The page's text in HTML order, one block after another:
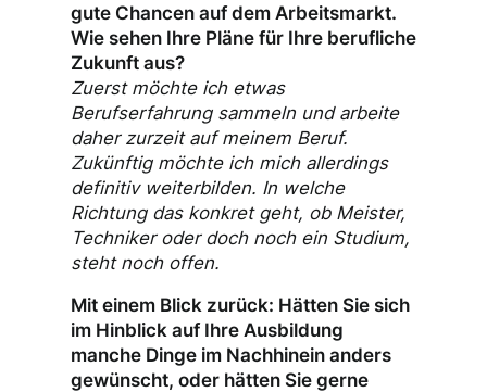
gute Chancen auf dem Arbeitsmarkt.
Wie sehen Ihre Pläne für Ihre berufliche
Zukunft aus?
Zuerst möchte ich etwas
Berufserfahrung sammeln und arbeite
daher zurzeit auf meinem Beruf.
Zukünftig möchte ich mich allerdings
definitiv weiterbilden. In welche
Richtung das konkret geht, ob Meister,
Techniker oder doch noch ein Studium,
steht noch offen.
Mit einem Blick zurück: Hätten Sie sich
im Hinblick auf Ihre Ausbildung
manche Dinge im Nachhinein anders
gewünscht, oder hätten Sie gerne